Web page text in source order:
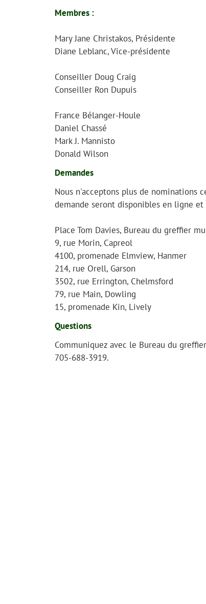
Membres :
Mary Jane Christakos, Présidente
Diane Leblanc, Vice-présidente
Conseiller Doug Craig
Conseiller Ron Dupuis
France Bélanger-Houle
Daniel Chassé
Mark J. Mannisto
Donald Wilson
Demandes
Nous n'acceptons plus de nominations
demande seront disponibles en ligne
Place Tom Davies, Bureau du greffier
9, rue Morin, Capreol
4100, promenade Elmview, Hanmer
214, rue Orell, Garson
3502, rue Errington, Chelmsford
79, rue Main, Dowling
15, promenade Kin, Lively
Questions
Communiquez avec le Bureau du
705-688-3919.